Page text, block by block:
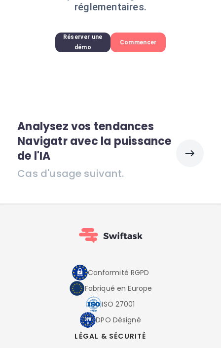
réglementaires.
Réserver une
démo
Commencer
Analysez vos tendances
Navigatr avec la puissance
de l'IA
Cas d'usage suivant.
Conformité RGPD
Fabriqué en Europe
ISO 27001
DPO Désigné
LÉGAL & SÉCURITÉ